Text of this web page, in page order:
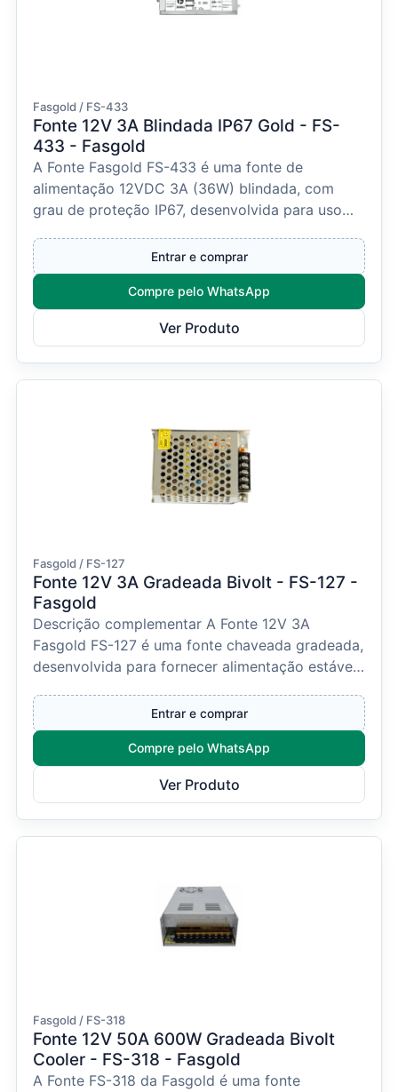
Fasgold / FS-433
Fonte 12V 3A Blindada IP67 Gold - FS-
433 - Fasgold
A Fonte Fasgold FS-433 é uma fonte de
alimentação 12VDC 3A (36W) blindada, com
grau de proteção IP67, desenvolvida para uso
Entrar e comprar
Compre pelo WhatsApp
Ver Produto
Fasgold / FS-127
Fonte 12V 3A Gradeada Bivolt - FS-127 -
Fasgold
Descrição complementar A Fonte 12V 3A
Fasgold FS-127 é uma fonte chaveada gradeada,
desenvolvida para fornecer alimentação estável
Entrar e comprar
Compre pelo WhatsApp
Ver Produto
Fasgold / FS-318
Fonte 12V 50A 600W Gradeada Bivolt
Cooler - FS-318 - Fasgold
A Fonte FS-318 da Fasgold é uma fonte